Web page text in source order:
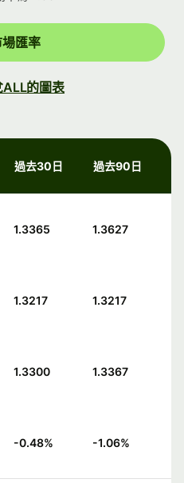
匯率
ALL的圖表
過去30日 過去90日
1.3365 1.3627
1.3217 1.3217
1.3300 1.3367
-0.48% -1.06%